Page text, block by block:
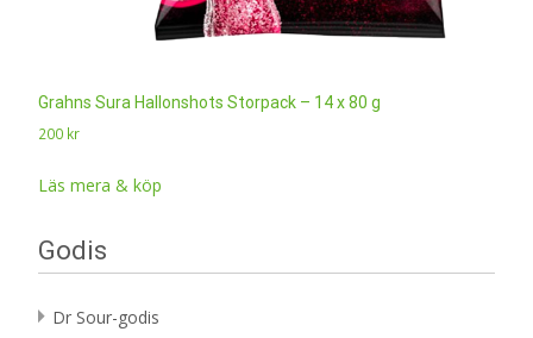
Grahns Sura Hallonshots Storpack – 14 x 80 g
200 kr
Läs mera & köp
Godis
Dr Sour-godis